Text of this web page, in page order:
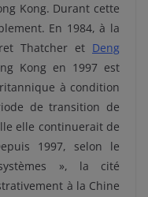
Kong. Durant cette
En 1984, à la
Thatcher et Deng
Kong en 1997 est
à condition
de transition de
elle continuerait de
1997, selon le
», la cité
à la Chine